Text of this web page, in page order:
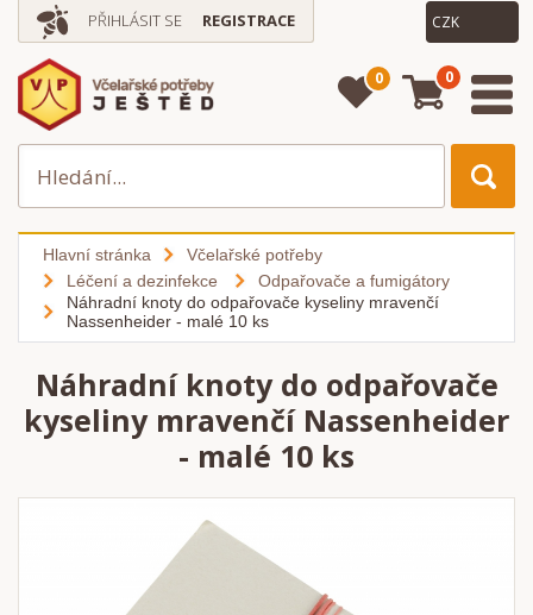
PŘIHLÁSIT SE REGISTRACE
0 0
Hlavní stránka
Včelařské potřeby
Léčení a dezinfekce
Odpařovače a fumigátory
Náhradní knoty do odpařovače kyseliny mravenčí
Nassenheider - malé 10 ks
Náhradní knoty do odpařovače
kyseliny mravenčí Nassenheider
- malé 10 ks